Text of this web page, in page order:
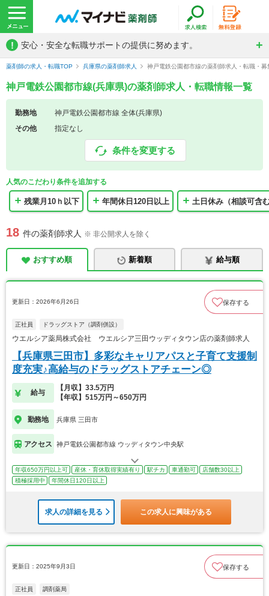
! 安心・安全な転職サポートの提供に努めます。
薬剤師の求人・転職TOP 兵庫県の薬剤師求人 神戸電鉄公園都市線の薬剤師求人・転職・募
神戸電鉄公園都市線(兵庫県)の薬剤師求人・転職情報一覧
勤務地
神戸電鉄公園都市線 全体(兵庫県)
その他
指定なし
条件を変更する
人気のこだわり条件を追加する
残業月10ｈ以下 年間休日120日以上 土日休み（相談可含
18 件の薬剤師求人 ※ 非公開求人を除く
おすすめ順 新着順 給与順
更新日：2026年6月26日 保存する
正社員 ドラッグストア（調剤併設）
ウエルシア薬局株式会社 ウエルシア三田ウッディタウン店の薬剤師求人
【兵庫県三田市】多彩なキャリアパスと子育て支援制
度充実♪高給与のドラッグストアチェーン◎
給与
【月収】33.5万円
【年収】515万円～650万円
勤務地 兵庫県 三田市
アクセス 神戸電鉄公園都市線 ウッディタウン中央駅
年収650万円以上可 産休・育休取得実績有り 駅チカ 車通勤可
店舗数30以上
積極採用中
年間休日120日以上
求人の詳細を見る この求人に興味がある
更新日：2025年9月3日 保存する
正社員 調剤薬局